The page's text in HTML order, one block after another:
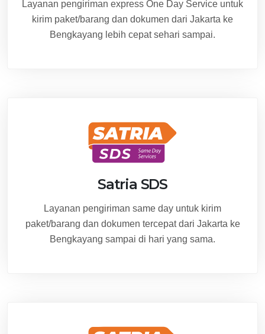
Layanan pengiriman express One Day Service untuk
kirim paket/barang dan dokumen dari Jakarta ke
Bengkayang lebih cepat sehari sampai.
Satria SDS
Layanan pengiriman same day untuk kirim
paket/barang dan dokumen tercepat dari Jakarta ke
Bengkayang sampai di hari yang sama.